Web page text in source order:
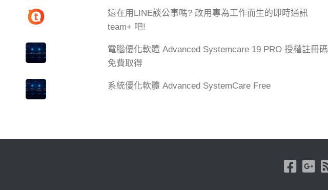
還在用LINE談公事嗎? 改用專為工作而生的即時通訊
team+ 吧!
電腦優化軟體 Advanced Systemcare 19 PRO 授權註冊碼
免費取得
系統優化軟體 Advanced SystemCare Free